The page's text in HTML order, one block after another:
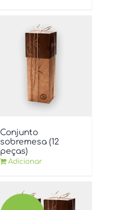
Conjunto
sobremesa (12
peças)
Adicionar